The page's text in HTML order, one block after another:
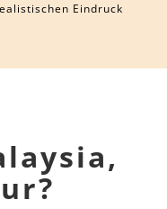
Eindruck